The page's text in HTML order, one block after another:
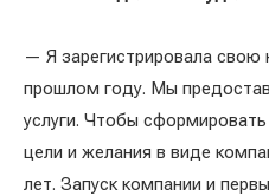
— Я зарегистрировала свою
прошлом году. Мы
услуги. Чтобы
цели и желания в виде
лет. Запуск компании и